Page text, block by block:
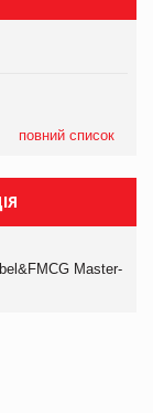
повний список
Master-